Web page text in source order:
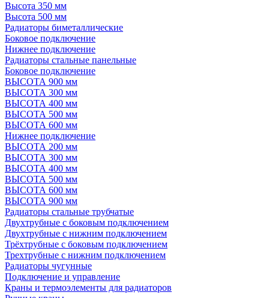
Высота 350 мм
Высота 500 мм
Радиаторы биметаллические
Боковое подключение
Нижнее подключение
Радиаторы стальные панельные
Боковое подключение
ВЫСОТА 900 мм
ВЫСОТА 300 мм
ВЫСОТА 400 мм
ВЫСОТА 500 мм
ВЫСОТА 600 мм
Нижнее подключение
ВЫСОТА 200 мм
ВЫСОТА 300 мм
ВЫСОТА 400 мм
ВЫСОТА 500 мм
ВЫСОТА 600 мм
ВЫСОТА 900 мм
Радиаторы стальные трубчатые
Двухтрубные с боковым подключением
Двухтрубные с нижним подключением
Трёхтрубные с боковым подключением
Трехтрубные с нижним подключением
Радиаторы чугунные
Подключение и управление
Краны и термоэлементы для радиаторов